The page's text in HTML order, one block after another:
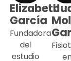
Elizabeth
García
Fundadora
del
estudio